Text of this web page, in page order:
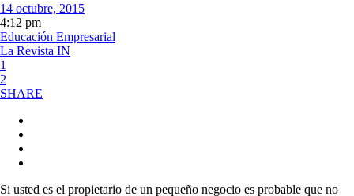
14 octubre, 2015
4:12 pm
Educación Empresarial
La Revista IN
1
2
SHARE
Si usted es el propietario de un pequeño negocio es probable que no